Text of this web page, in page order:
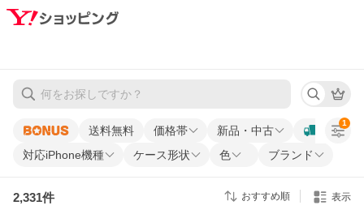
送料無料 価格帯
新品・中古
対応iPhone機種
ケース形状 色 ブランド
1
2,331件 おすすめ順 表示